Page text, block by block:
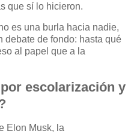
que sí lo hicieron.
es una burla hacia nadie,
debate de fondo: hasta qué
al papel que a la
escolarización y
Elon Musk, la